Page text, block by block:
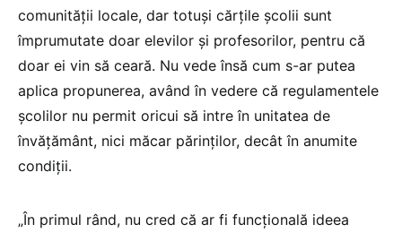
comunității locale, dar totuși cărțile școlii sunt
împrumutate doar elevilor și profesorilor, pentru că
doar ei vin să ceară. Nu vede însă cum s-ar putea
aplica propunerea, având în vedere că regulamentele
școlilor nu permit oricui să intre în unitatea de
învățământ, nici măcar părinților, decât în anumite
condiții.
„În primul rând, nu cred că ar fi funcțională ideea